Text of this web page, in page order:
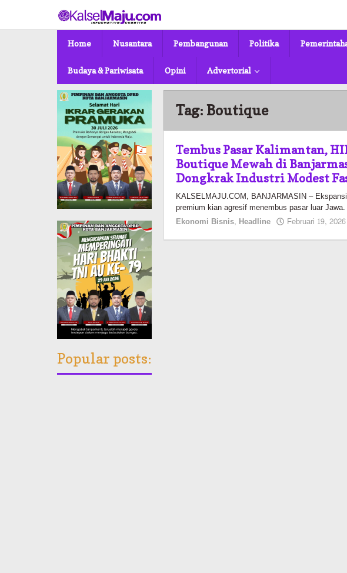
konten
Home Nusantara Pembangunan Politika
Budaya & Pariwisata Opini Advertorial
Popular posts:
Tag:Boutique
Tembus Pasar Kalimantan,
Boutique Mewah di
Dongkrak Industri Modest
KALSELMAJU.COM, BANJARMASIN –
premium kian agresif menembus pasar luar
Ekonomi Bisnis, Headline Februari 19, 2026